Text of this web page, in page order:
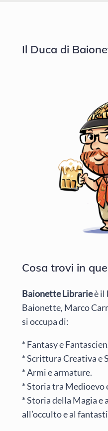
Il Duca di
Cosa trovi in
Baionette Librarieè il
Baionette, Marco
si occupa di:
* Fantasy e
* Scrittura Creativa e
* Armi e armature.
* Storia tra Medioevo
* Storia della Magia
all’occulto e al